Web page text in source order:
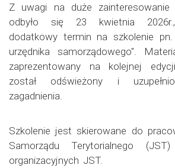
Z uwagi na duże zainteresowanie
odbyło się 23 kwietnia 2026r.,
dodatkowy termin na szkolenie
urzędnika samorządowego".
zaprezentowany na kolejnej
został odświeżony i
zagadnienia.
Szkolenie jest skierowane do
Samorządu Terytorialnego
organizacyjnych JST.